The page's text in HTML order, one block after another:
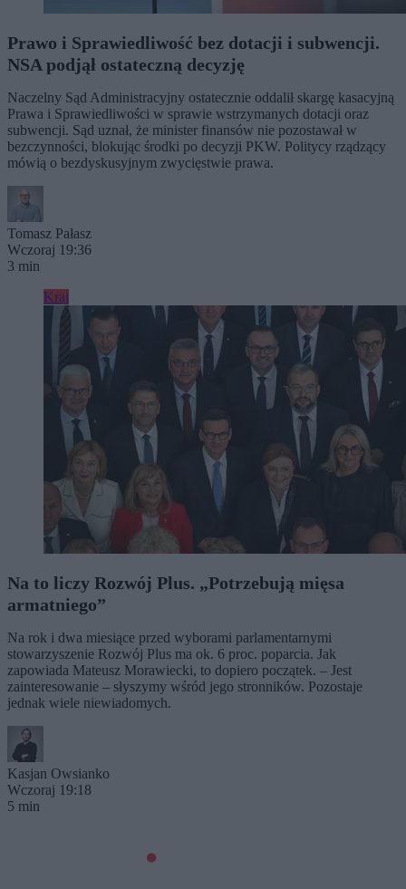
Prawo i Sprawiedliwość bez dotacji i subwencji.
NSA podjął ostateczną decyzję
Naczelny Sąd Administracyjny ostatecznie oddalił skargę kasacyjną
Prawa i Sprawiedliwości w sprawie wstrzymanych dotacji oraz
subwencji. Sąd uznał, że minister finansów nie pozostawał w
bezczynności, blokując środki po decyzji PKW. Politycy rządzący
mówią o bezdyskusyjnym zwycięstwie prawa.
Tomasz Pałasz
Wczoraj 19:36
3 min
Kraj
Na to liczy Rozwój Plus. „Potrzebują mięsa
armatniego”
Na rok i dwa miesiące przed wyborami parlamentarnymi
stowarzyszenie Rozwój Plus ma ok. 6 proc. poparcia. Jak
zapowiada Mateusz Morawiecki, to dopiero początek. – Jest
zainteresowanie – słyszymy wśród jego stronników. Pozostaje
jednak wiele niewiadomych.
Kasjan Owsianko
Wczoraj 19:18
5 min